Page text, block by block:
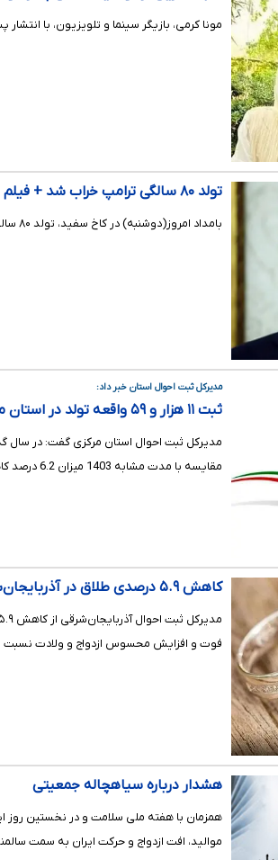
مونا کرمی، بازیگر سینما و تلویزیون، با
تولد ۸۰ سالگی ترامپ خراب شد + فیلم
بامداد امروز(دوشنبه) در کاخ سفید، تولد ۸۰ سالگی دونالد ترامپ برگزار شد اما این جشن با خاطر رفتار مبارز آمریکایی به آشوب کشیده شد.
مدیرکل ثبت احوال استان خبر داد:
ثبت ۱۱ هزار و ۵۹ واقعه تولد در استان مرکزی / ۸۸۳۸ واقعه وفات در استان به ثبت رسید
مقایسه با مدت مشابه 1403 میزان 6.2 درصد کاهش داشت.
کاهش ۵.۹ درصدی طلاق در آذربایجان‌شرقی/ ثبت رشد مثبت ازدواج و ولادت در آغاز سال ۱۴۰۵
فوت و افزایش محسوس ازدواج و ولادت
هشدار درباره سیاهچاله جمعیتی
همزمان با هفته ملی سلامت و در نخستین روز
موالید، افت ازدواج و حرکت ایران به سمت